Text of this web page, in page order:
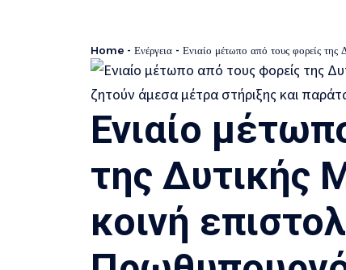
Home - Ενέργεια - Ενιαίο μέτωπο από τους φορείς της Δυτικής
Ενιαίο
της Δυτικής
κοινή